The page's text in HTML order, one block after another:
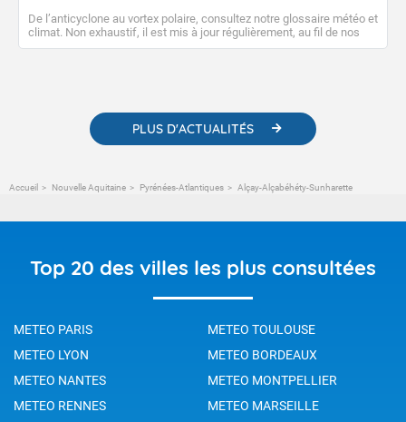
De l’anticyclone au vortex polaire, consultez notre glossaire météo et
climat. Non exhaustif, il est mis à jour régulièrement, au fil de nos
publications. Vous y trouverez également des liens utiles vers nos
PLUS D'ACTUALITÉS
Accueil Nouvelle Aquitaine Pyrénées-Atlantiques Alçay-Alçabéhéty-Sunharette
Top 20 des villes les plus consultées
METEO PARIS
METEO TOULOUSE
METEO LYON
METEO BORDEAUX
METEO NANTES
METEO MONTPELLIER
METEO RENNES
METEO MARSEILLE